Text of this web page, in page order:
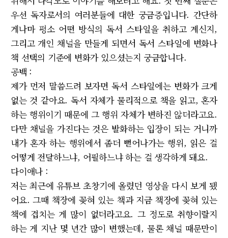
우선 독자로서의 여러분들에 대한 궁금증입니다. 간단하
게나마 평소 어떤 방식의 독서 스타일을 취하고 계신지,
그리고 개인 채널을 만들게 되면서 독서 스타일에 변화나
책 선택의 기준에 변화가 있으셨는지 궁금합니다.
공백 :
제가 먼저 말씀드려 보자면 독서 스타일에는 변화가 크게
없는 것 같아요. 독서 자체가 물리적으로 책을 읽고, 혼자
하는 행위이기 때문에 그 행위 자체가 변하진 않더라고요.
다만 채널을 가진다는 것은 발화하는 입장이 되는 거니까
내가 혼자 하는 행위에서 좀더 뻗어나가는 행위, 읽은 걸
어떻게 전달하느냐, 어필하느냐 하는 걸 생각하게 돼요.
다이애나 :
저는 최근에 유튜브 초창기에 올렸던 영상을 다시 보게 됐
어요. 그때 책장에 꽂혀 있는 책과 지금 책장에 꽂혀 있는
책에 겹치는 게 많이 없더라고요. 그 정도로 취향이랄지
하는 게 지난 몇 년간 많이 변했는데, 물론 채널 때문만이